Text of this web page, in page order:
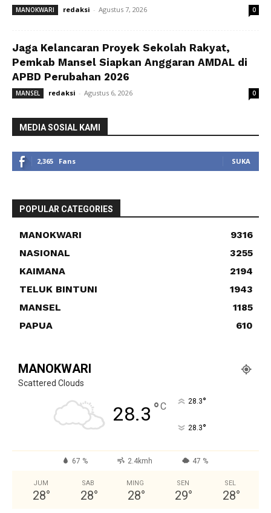
MANOKWARI redaksi - Agustus 7, 2026 0
Jaga Kelancaran Proyek Sekolah Rakyat,
Pemkab Mansel Siapkan Anggaran AMDAL di
APBD Perubahan 2026
MANSEL redaksi - Agustus 6, 2026 0
MEDIA SOSIAL KAMI
2,365 Fans SUKA
POPULAR CATEGORIES
MANOKWARI
9316
NASIONAL
3255
KAIMANA
2194
TELUK BINTUNI
1943
MANSEL
1185
PAPUA
610
MANOKWARI
Scattered Clouds
28.3 °C 28.3°
28.3°
67 % 2.4kmh 47 %
JUM
28°
SAB
28°
MING
28°
SEN
29°
SEL
28°